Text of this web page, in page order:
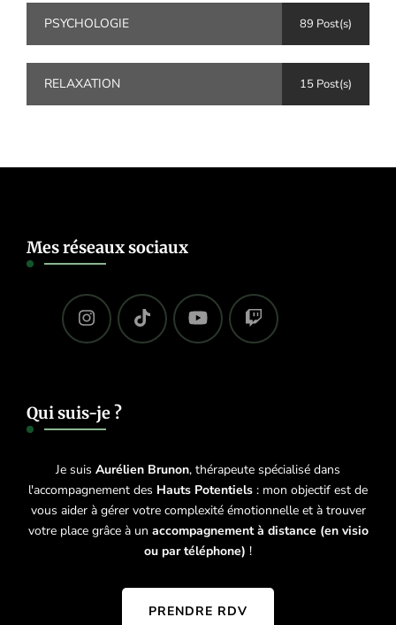
PSYCHOLOGIE 89 Post(s)
RELAXATION 15 Post(s)
Mes réseaux sociaux
Qui suis-je ?
Je suis Aurélien Brunon, thérapeute spécialisé dans
l'accompagnement des Hauts Potentiels : mon objectif est de
vous aider à gérer votre complexité émotionnelle et à trouver
votre place grâce à un accompagnement à distance (en visio
ou par téléphone) !
PRENDRE RDV